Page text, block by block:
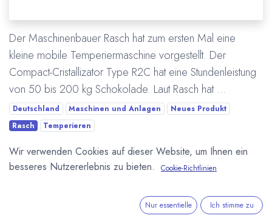
Der Maschinenbauer Rasch hat zum ersten Mal eine
kleine mobile Temperiermaschine vorgestellt. Der
Compact-Cristallizator Type R2C hat eine Stundenleistung
von 50 bis 200 kg Schokolade. Laut Rasch hat ...
Deutschland Maschinen und Anlagen
Neues Produkt
Rasch
Temperieren
Mehr lesen
Wir verwenden Cookies auf dieser Website, um Ihnen ein
besseres Nutzererlebnis zu bieten.
Cookie-Richtlinien
Nur essentielle Ich stimme zu